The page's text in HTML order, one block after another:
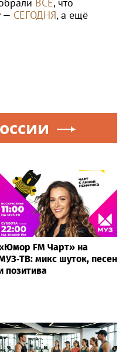
— СЕГОДНЯ, а ещё
FM Чарт» на
микс шуток, песен
позитива